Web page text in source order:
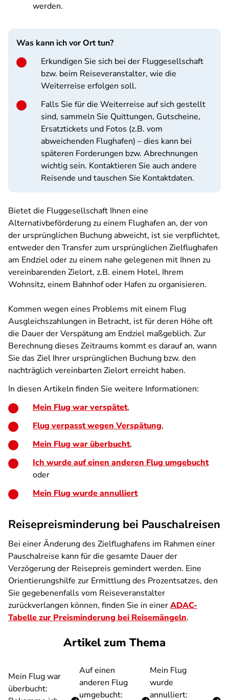
werden.
Was kann ich vor Ort tun?
Erkundigen Sie sich bei der Fluggesellschaft
bzw. beim Reiseveranstalter, wie die
Weiterreise erfolgen soll.
Falls Sie für die Weiterreise auf sich gestellt
sind, sammeln Sie Quittungen, Gutscheine,
Ersatztickets und Fotos (z.B. vom
abweichenden Flughafen) – dies kann bei
späteren Forderungen bzw. Abrechnungen
wichtig sein. Kontaktieren Sie auch andere
Reisende und tauschen Sie Kontaktdaten.
Bietet die Fluggesellschaft Ihnen eine
Alternativbeförderung zu einem Flughafen an, der von
der ursprünglichen Buchung abweicht, ist sie verpflichtet,
entweder den Transfer zum ursprünglichen Zielflughafen
am Endziel oder zu einem nahe gelegenen mit Ihnen zu
vereinbarenden Zielort, z.B. einem Hotel, Ihrem
Wohnsitz, einem Bahnhof oder Hafen zu organisieren.
Kommen wegen eines Problems mit einem Flug
Ausgleichszahlungen in Betracht, ist für deren Höhe oft
die Dauer der Verspätung am Endziel maßgeblich. Zur
Berechnung dieses Zeitraums kommt es darauf an, wann
Sie das Ziel Ihrer ursprünglichen Buchung bzw. den
nachträglich vereinbarten Zielort erreicht haben.
In diesen Artikeln finden Sie weitere Informationen:
Mein Flug war verspätet,
Flug verpasst wegen Verspätung,
Mein Flug war überbucht,
Ich wurde auf einen anderen Flug umgebucht
oder
Mein Flug wurde annulliert
Reisepreisminderung bei Pauschalreisen
Bei einer Änderung des Zielflughafens im Rahmen einer
Pauschalreise kann für die gesamte Dauer der
Verzögerung der Reisepreis gemindert werden. Eine
Orientierungshilfe zur Ermittlung des Prozentsatzes, den
Sie gegebenenfalls vom Reiseveranstalter
zurückverlangen können, finden Sie in einerADAC-
Tabelle zur Preisminderung bei Reisemängeln.
Artikel zum Thema
Mein Flug war
überbucht:
Auf einen
anderen Flug
umgebucht:
Mein Flug
wurde
annulliert: